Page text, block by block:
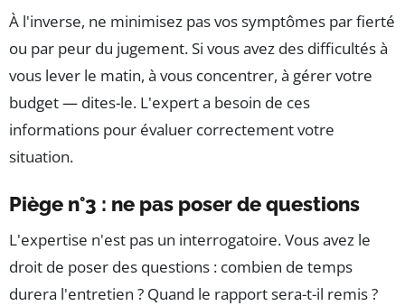
À l'inverse, ne minimisez pas vos symptômes par fierté
ou par peur du jugement. Si vous avez des difficultés à
vous lever le matin, à vous concentrer, à gérer votre
budget — dites-le. L'expert a besoin de ces
informations pour évaluer correctement votre
situation.
Piège n°3 : ne pas poser de questions
L'expertise n'est pas un interrogatoire. Vous avez le
droit de poser des questions : combien de temps
durera l'entretien ? Quand le rapport sera-t-il remis ?